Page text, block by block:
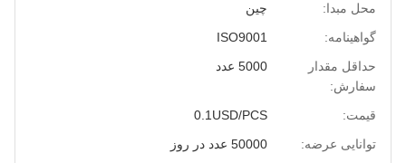
محل مبدا:
چین
گواهینامه:
ISO9001
حداقل مقدار
سفارش:
5000 عدد
قیمت:
0.1USD/PCS
توانایی عرضه:
50000 عدد در روز